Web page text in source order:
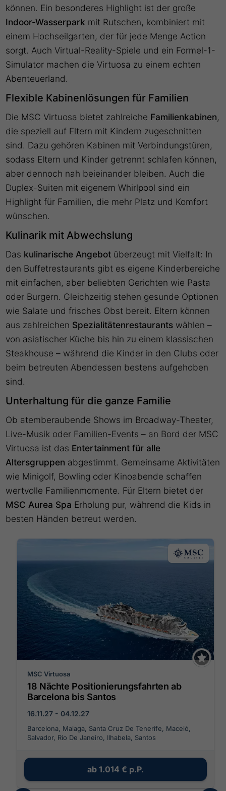
können. Ein besonderes Highlight ist der große
Indoor-Wasserpark mit Rutschen, kombiniert mit
einem Hochseilgarten, der für jede Menge Action
sorgt. Auch Virtual-Reality-Spiele und ein Formel-1-
Simulator machen die Virtuosa zu einem echten
Abenteuerland.
Flexible Kabinenlösungen für Familien
Die MSC Virtuosa bietet zahlreiche Familienkabinen,
die speziell auf Eltern mit Kindern zugeschnitten
sind. Dazu gehören Kabinen mit Verbindungstüren,
sodass Eltern und Kinder getrennt schlafen können,
aber dennoch nah beieinander bleiben. Auch die
Duplex-Suiten mit eigenem Whirlpool sind ein
Highlight für Familien, die mehr Platz und Komfort
wünschen.
Kulinarik mit Abwechslung
Das kulinarische Angebot überzeugt mit Vielfalt: In
den Buffetrestaurants gibt es eigene Kinderbereiche
mit einfachen, aber beliebten Gerichten wie Pasta
oder Burgern. Gleichzeitig stehen gesunde Optionen
wie Salate und frisches Obst bereit. Eltern können
aus zahlreichen Spezialitätenrestaurants wählen –
von asiatischer Küche bis hin zu einem klassischen
Steakhouse – während die Kinder in den Clubs oder
beim betreuten Abendessen bestens aufgehoben
sind.
Unterhaltung für die ganze Familie
Ob atemberaubende Shows im Broadway-Theater,
Live-Musik oder Familien-Events – an Bord der MSC
Virtuosa ist das Entertainment für alle
Altersgruppen abgestimmt. Gemeinsame Aktivitäten
wie Minigolf, Bowling oder Kinoabende schaffen
wertvolle Familienmomente. Für Eltern bietet der
MSC Aurea Spa Erholung pur, während die Kids in
besten Händen betreut werden.
MSC Virtuosa
18 Nächte Positionierungsfahrten ab
Barcelona bis Santos
16.11.27 - 04.12.27
Barcelona, Malaga, Santa Cruz De Tenerife, Maceió,
Salvador, Rio De Janeiro, Ilhabela, Santos
ab 1.014 € p.P.